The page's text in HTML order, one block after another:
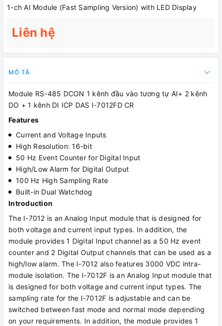
1-ch AI Module (Fast Sampling Version) with LED Display
Liên hệ
MÔ TẢ
Module RS-485 DCON 1 kênh đầu vào tương tự AI+ 2 kênh
DO + 1 kênh DI ICP DAS I-7012FD CR
Features
Current and Voltage Inputs
High Resolution: 16-bit
50 Hz Event Counter for Digital Input
High/Low Alarm for Digital Output
100 Hz High Sampling Rate
Built-in Dual Watchdog
Introduction
The I-7012 is an Analog Input module that is designed for
both voltage and current input types. In addition, the
module provides 1 Digital Input channel as a 50 Hz event
counter and 2 Digital Output channels that can be used as a
high/low alarm. The I-7012 also features 3000 VDC intra-
module isolation. The I-7012F is an Analog Input module that
is designed for both voltage and current input types. The
sampling rate for the I-7012F is adjustable and can be
switched between fast mode and normal mode depending
on your requirements. In addition, the module provides 1